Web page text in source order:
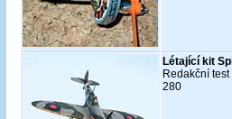
Létající kit
Redakční
280